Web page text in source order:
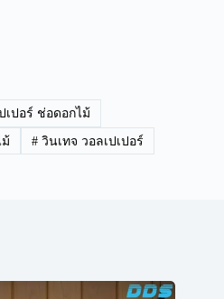
เปอร์ ช่อดอกไม้
#วินเทจ วอลเปเปอร์